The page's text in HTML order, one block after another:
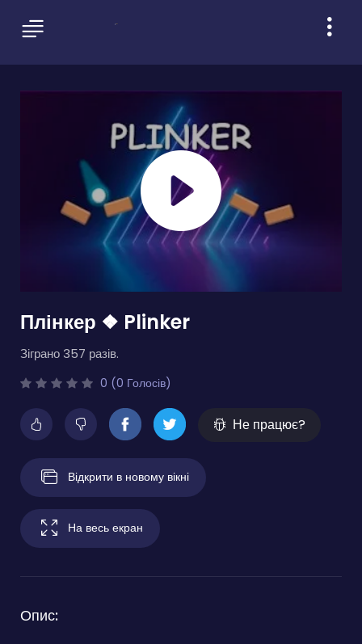
Плінкер ❖ Plinker
Зіграно 357 разів.
0 (0 Голосів)
Не працює?
Відкрити в новому вікні
На весь екран
Опис: